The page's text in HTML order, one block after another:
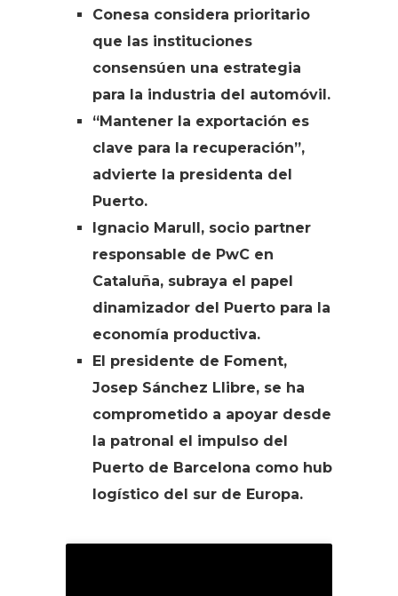
Conesa considera prioritario
que las instituciones
consensúen una estrategia
para la industria del automóvil.
“Mantener la exportación es
clave para la recuperación”,
advierte la presidenta del
Puerto.
Ignacio Marull, socio partner
responsable de PwC en
Cataluña, subraya el papel
dinamizador del Puerto para la
economía productiva.
El presidente de Foment,
Josep Sánchez Llibre, se ha
comprometido a apoyar desde
la patronal el impulso del
Puerto de Barcelona como hub
logístico del sur de Europa.